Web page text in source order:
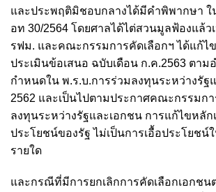
และประพฤติมิชอบกลางได้มีคำพิพากษา ใ
อท 30/2564 โดยศาลได้ไต่สวนมูลฟ้องแล้ว
รฟม. และคณะกรรมการคัดเลือกฯ ได้แก้ไ
ประเมินข้อเสนอ ฉบับเดือน ก.ค.2563 ตา
กำหนดใน พ.ร.บ.การร่วมลงทุนระหว่างรัฐ
2562 และเป็นไปตามประกาศคณะกรรมก
ลงทุนระหว่างรัฐและเอกชน การแก้ไขหลัก
ประโยชน์ของรัฐ ไม่เป็นการเอื้อประโยชน์
รายใด
และกรณีที่มีการยกเลิกการคัดเลือกเอกชน